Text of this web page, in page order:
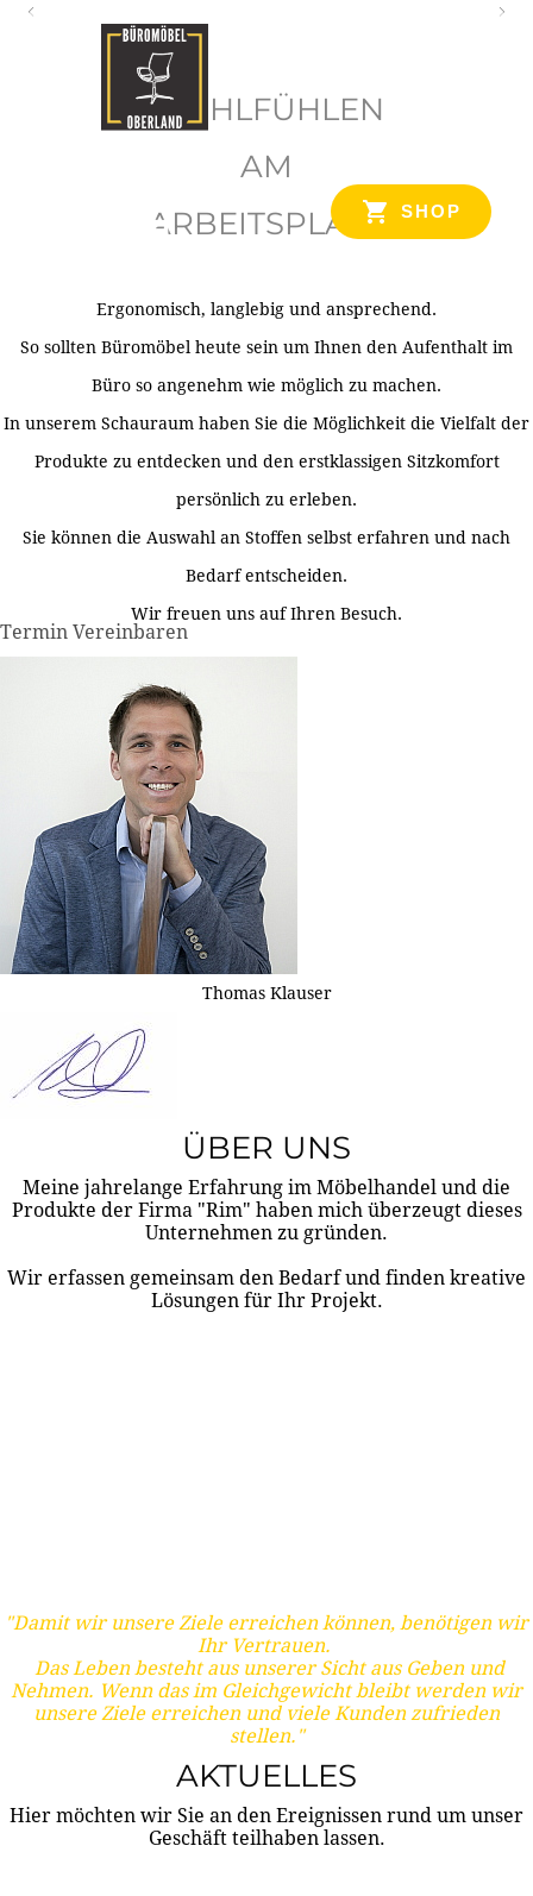
SHOP
WOHLFÜHLEN
AM
ARBEITSPLATZ
Ergonomisch, langlebig und ansprechend.
So sollten Büromöbel heute sein um Ihnen den Aufenthalt im
Büro so angenehm wie möglich zu machen.
In unserem Schauraum haben Sie die Möglichkeit die Vielfalt der
Produkte zu entdecken und den erstklassigen Sitzkomfort
persönlich zu erleben.
Sie können die Auswahl an Stoffen selbst erfahren und nach
Bedarf entscheiden.
Wir freuen uns auf Ihren Besuch.
Termin Vereinbaren
Thomas Klauser
ÜBER UNS
Meine jahrelange Erfahrung im Möbelhandel und die
Produkte der Firma "Rim" haben mich überzeugt dieses
Unternehmen zu gründen.
Wir erfassen gemeinsam den Bedarf und finden kreative
Lösungen für Ihr Projekt.
"Damit wir unsere Ziele erreichen können, benötigen wir
Ihr Vertrauen.
Das Leben besteht aus unserer Sicht aus Geben und
Nehmen. Wenn das im Gleichgewicht bleibt werden wir
unsere Ziele erreichen und viele Kunden zufrieden
stellen."
AKTUELLES
Hier möchten wir Sie an den Ereignissen rund um unser
Geschäft teilhaben lassen.